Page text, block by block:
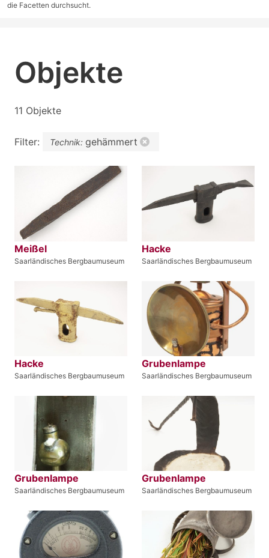
die Facetten durchsucht.
Objekte
11 Objekte
Filter: Technik: gehämmert
Meißel
Saarländisches Bergbaumuseum
Hacke
Saarländisches Bergbaumuseum
Hacke
Saarländisches Bergbaumuseum
Grubenlampe
Saarländisches Bergbaumuseum
Grubenlampe
Saarländisches Bergbaumuseum
Grubenlampe
Saarländisches Bergbaumuseum